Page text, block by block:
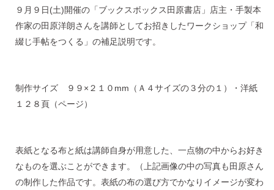
９月９日(土)開催の「ブックスボックス田原書店」店主・手製本
作家の田原洋朗さんを講師としてお招きしたワークショップ「和
綴じ手帖をつくる」の補足説明です。
制作サイズ ９９×２１０mm（Ａ４サイズの３分の１）・洋紙
１２８頁（ページ）
表紙となる布と紙は講師自身が用意した、一点物の中からお好き
なものを選ぶことができます。（上記画像の中の写真も田原さん
の制作した作品です。表紙の布の選び方でかなりイメージが変わ